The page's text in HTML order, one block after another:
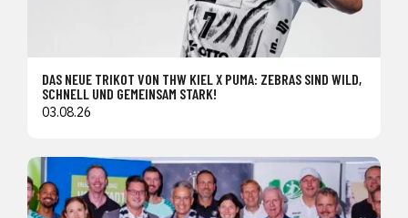
DAS NEUE TRIKOT VON THW KIEL X PUMA: ZEBRAS SIND WILD,
SCHNELL UND GEMEINSAM STARK!
03.08.26